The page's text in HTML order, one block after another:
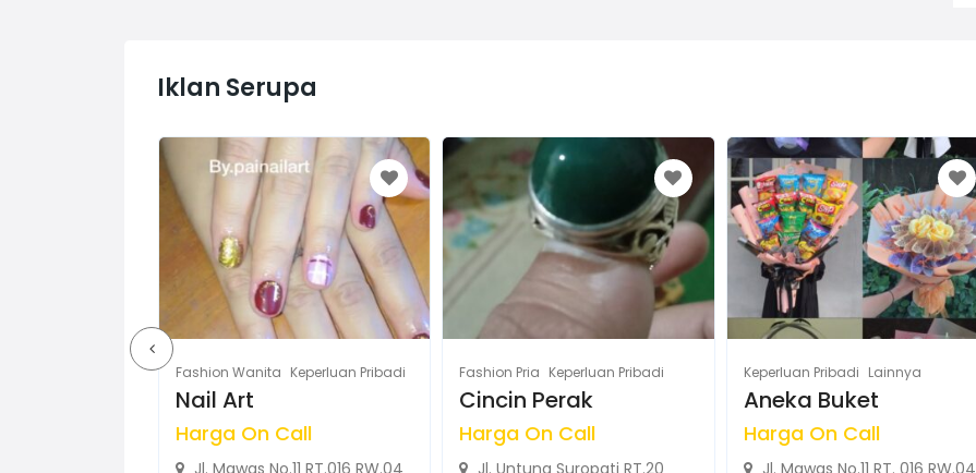
Iklan Serupa
Fashion Wanita Keperluan Pribadi
Nail Art
Harga On Call
Fashion Pria Keperluan Pribadi
Cincin Perak
Harga On Call
Keperluan Pribadi Lainnya
Aneka Buket
Harga On Call